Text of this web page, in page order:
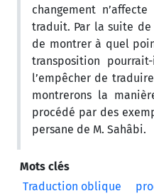
changement
traduit. Par la suite de
de montrer à quel
transposition
l’empêcher de
montrerons la
procédé par des
persane de M. Sahâbi.
Mots clés
Traduction oblique